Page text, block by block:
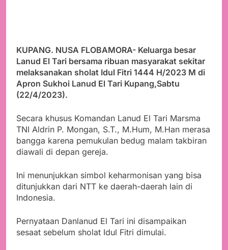
KUPANG. NUSA FLOBAMORA- Keluarga besar
Lanud El Tari bersama ribuan masyarakat sekitar
melaksanakan sholat Idul Fitri 1444 H/2023 M di
Apron Sukhoi Lanud El Tari Kupang,Sabtu
(22/4/2023).
Secara khusus Komandan Lanud El Tari Marsma
TNI Aldrin P. Mongan, S.T., M.Hum, M.Han merasa
bangga karena pemukulan bedug malam takbiran
diawali di depan gereja.
Ini menunjukkan simbol keharmonisan yang bisa
ditunjukkan dari NTT ke daerah-daerah lain di
Indonesia.
Pernyataan Danlanud El Tari ini disampaikan
sesaat sebelum sholat Idul Fitri dimulai.